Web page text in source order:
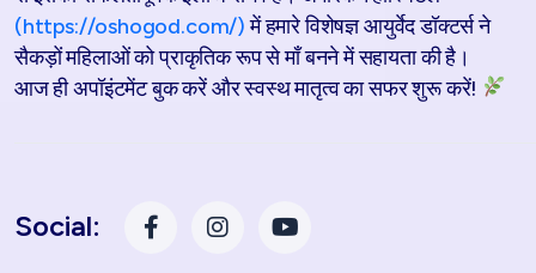
(https://oshogod.com/)में हमारे विशेषज्ञ आयुर्वेद डॉक्टर्स ने
सैकड़ों महिलाओं को प्राकृतिक रूप से माँ बनने में सहायता की है।
आज ही अपॉइंटमेंट बुक करें और स्वस्थ मातृत्व का सफर शुरू करें!
Social: